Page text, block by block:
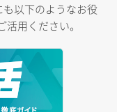
以下のようなお役
用ください。